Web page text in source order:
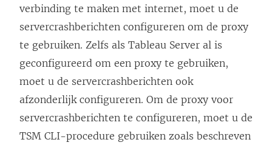
verbinding te maken met internet, moet u de
servercrashberichten configureren om de proxy
te gebruiken. Zelfs als Tableau Server al is
geconfigureerd om een proxy te gebruiken,
moet u de servercrashberichten ook
afzonderlijk configureren. Om de proxy voor
servercrashberichten te configureren, moet u de
TSM CLI-procedure gebruiken zoals beschreven